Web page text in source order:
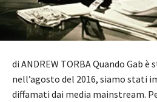
di ANDREW TORBA Quando Gab
nell’agosto del 2016, siamo stati
diffamati dai media mainstream.